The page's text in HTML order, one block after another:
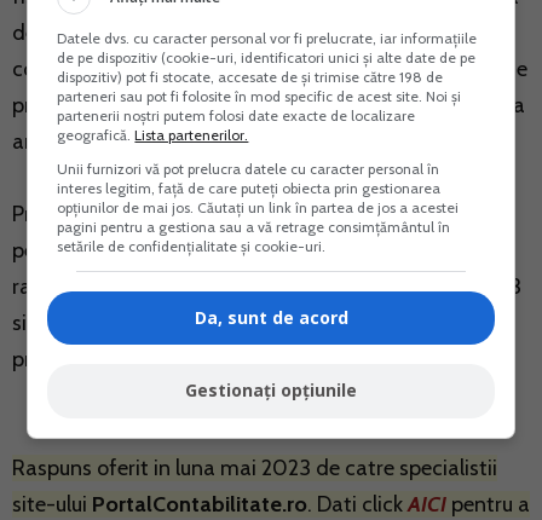
de inregistrare fiscala va fi transmis organului fiscal
competent, fie prin posta, cu confirmare de primire, fie
prin depunerea la organul fiscal competent, in vederea
anularii acestuia.
Prin urmare, fiscal, trebuie sa depuna declaratia unica
pentru anul 2022 si in termen de 30 de zile de la
radiere se depune si declaratia unica pentru anul 2023
si D 700, unde se completeaza capitalul cu date
privind starea contribuabilului.
Raspuns oferit in luna mai 2023 de catre specialistii
site-ului PortalContabilitate.ro. Dati clickAICI pentru a
Datele dvs. cu caracter personal vor fi prelucrate, iar informațiile
de pe dispozitiv (cookie-uri, identificatori unici și alte date de pe
dispozitiv) pot fi stocate, accesate de și trimise către 198 de
parteneri sau pot fi folosite în mod specific de acest site. Noi și
partenerii noștri putem folosi date exacte de localizare
geografică.Lista partenerilor.
Unii furnizori vă pot prelucra datele cu caracter personal în
interes legitim, față de care puteți obiecta prin gestionarea
opțiunilor de mai jos. Căutați un link în partea de jos a acestei
pagini pentru a gestiona sau a vă retrage consimțământul în
setările de confidențialitate și cookie-uri.
Da, sunt de acord
Gestionați opțiunile